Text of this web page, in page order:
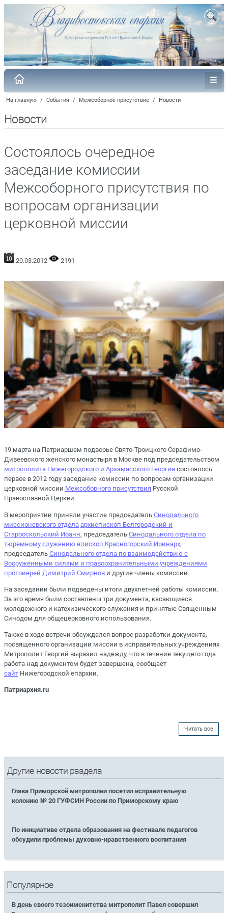
На главную / События / Межсоборное присутствие / Новости
Новости
Состоялось очередное
заседание комиссии
Межсоборного присутствия по
вопросам организации
церковной миссии
20.03.2012 2191
19 марта на Патриаршем подворье Свято-Троицкого Серафимо-
Дивеевского женского монастыря в Москве под председательством
митрополита Нижегородского и Арзамасского Георгия состоялось
первое в 2012 году заседание комиссии по вопросам организации
церковной миссии Межсоборного присутствия Русской
Православной Церкви.
В мероприятии приняли участие председатель Синодального
миссионерского отдела архиепископ Белгородский и
Старооскольский Иоанн, председатель Синодального отдела по
тюремному служению епископ Красногорский Иринарх,
председатель Синодального отдела по взаимодействию с
Вооруженными силами и правоохранительными учреждениями
протоиерей Димитрий Смирнов и другие члены комиссии.
На заседании были подведены итоги двухлетней работы комиссии.
За это время были составлены три документа, касающиеся
молодежного и катехизического служения и принятые Священным
Синодом для общецерковного использования.
Также в ходе встречи обсуждался вопрос разработки документа,
посвященного организации миссии в исправительных учреждениях.
Митрополит Георгий выразил надежду, что в течение текущего года
работа над документом будет завершена, сообщает
сайт Нижегородской епархии.
Патриархия.ru
Читать все
Другие новости раздела
Глава Приморской митрополии посетил исправительную
колонию № 20 ГУФСИН России по Приморскому краю
По инициативе отдела образования на фестивале педагогов
обсудили проблемы духовно-нравственного воспитания
Популярное
В день своего тезоименитства митрополит Павел совершил